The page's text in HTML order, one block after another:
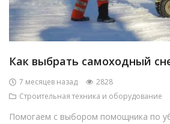
Как выбрать самоходный
7 месяцев назад
2828
Строительная техника и оборудование
Помогаем с выбором помощника по